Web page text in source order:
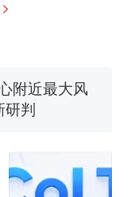
调查组全面
附近最大风
判
家”改写了